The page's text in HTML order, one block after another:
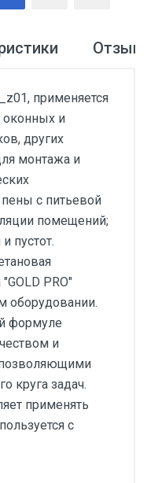
применяется
оконных и
других
монтажа и
с питьевой
помещений;
пустот.
PRO"
оборудовании.
формуле
и
позволяющими
круга задач.
применять
с